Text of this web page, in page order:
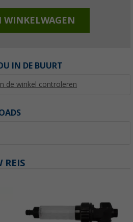
WINKELWAGEN
IN DE BUURT
de winkel controleren
REIS